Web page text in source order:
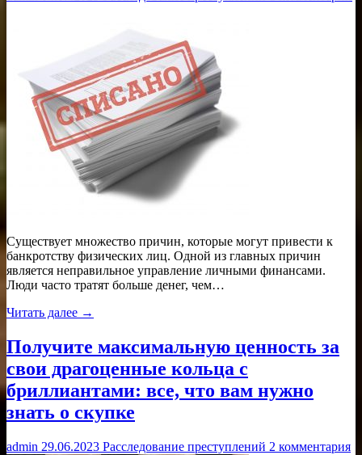
Существует множество причин, которые могут привести к
банкротству физических лиц. Одной из главных причин
является неправильное управление личными финансами.
Люди часто тратят больше денег, чем…
Читать далее →
Получите максимальную ценность за
свои драгоценные кольца с
бриллиантами: все, что вам нужно
знать о скупке
admin 29.06.2023 Расследование преступлений 2 комментария